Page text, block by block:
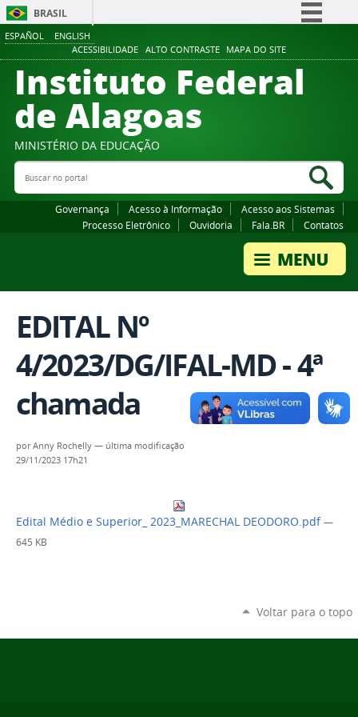
ESPAÑOL ENGLISH
ACESSIBILIDADE ALTO CONTRASTE MAPA DO SITE
BRASIL
Comunica BR
Participe
Canais
Instituto Federal
de Alagoas
MINISTÉRIO DA EDUCAÇÃO
Buscar no portal
Governança Acesso à Informação
Acesso aos Sistemas
Processo Eletrônico
Ouvidoria Fala.BR Contatos
EDITAL Nº
4/2023/DG/IFAL-MD - 4ª
chamada
porAnny Rochelly — última modificação
29/11/2023 17h21
Edital Médio e Superior_ 2023_MARECHAL DEODORO.pdf —
645 KB
Voltar para o topo